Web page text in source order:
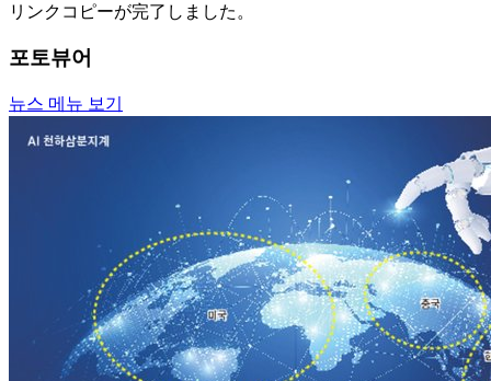
リンクコピーが完了しました。
포토뷰어
뉴스 메뉴 보기